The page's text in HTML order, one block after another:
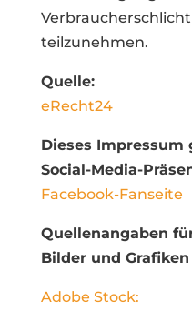
teilzunehmen.
Quelle:
eRecht24
Dieses
Social-Media-
Facebook-Fanseite
Quellenangaben
Bilder und Grafiken
Adobe Stock: